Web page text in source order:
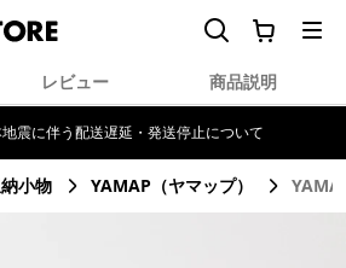
震に伴う配送遅延・発送停止について
小物 YAMAP（ヤマップ）
レビュー 商品説明